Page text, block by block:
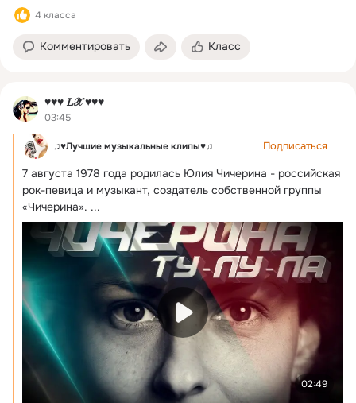
4 класса
Комментировать Класс
♥♥♥ 𝐿𝒳 ♥♥♥
03:45
♫♥Лучшие музыкальные клипы♥♫ Подписаться
7 августа 1978 года родилась Юлия Чичерина - российская
рок-певица и музыкант, создатель собственной группы
«Чичерина». ...
02:49